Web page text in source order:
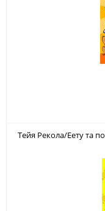
Тейя Рекола/Еету та